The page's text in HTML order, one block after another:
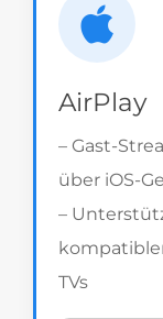
AirPlay
– Gast-
über iOS-
–
TVs